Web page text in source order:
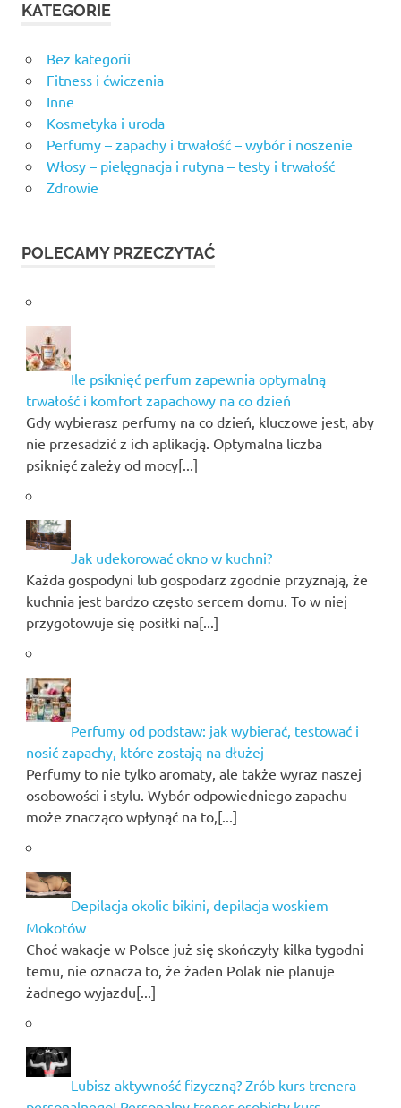
KATEGORIE
Bez kategorii
Fitness i ćwiczenia
Inne
Kosmetyka i uroda
Perfumy – zapachy i trwałość – wybór i noszenie
Włosy – pielęgnacja i rutyna – testy i trwałość
Zdrowie
POLECAMY PRZECZYTAĆ
Ile psiknięć perfum zapewnia optymalną
trwałość i komfort zapachowy na co dzień
Gdy wybierasz perfumy na co dzień, kluczowe jest, aby
nie przesadzić z ich aplikacją. Optymalna liczba
psiknięć zależy od mocy[...]
Jak udekorować okno w kuchni?
Każda gospodyni lub gospodarz zgodnie przyznają, że
kuchnia jest bardzo często sercem domu. To w niej
przygotowuje się posiłki na[...]
Perfumy od podstaw: jak wybierać, testować i
nosić zapachy, które zostają na dłużej
Perfumy to nie tylko aromaty, ale także wyraz naszej
osobowości i stylu. Wybór odpowiedniego zapachu
może znacząco wpłynąć na to,[...]
Depilacja okolic bikini, depilacja woskiem
Mokotów
Choć wakacje w Polsce już się skończyły kilka tygodni
temu, nie oznacza to, że żaden Polak nie planuje
żadnego wyjazdu[...]
Lubisz aktywność fizyczną? Zrób kurs trenera